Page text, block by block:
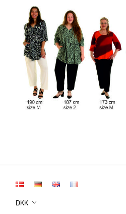
DKK